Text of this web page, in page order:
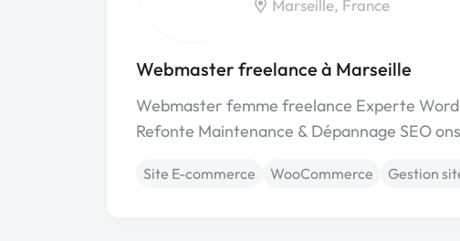
Marseille, France
Webmaster freelance à Marseille
Webmaster femme freelance Experte
Refonte Maintenance & Dépannage SEO
Site E-commerce WooCommerce Gestion